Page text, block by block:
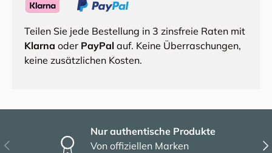
Teilen Sie jede Bestellung in 3 zinsfreie Raten mit
Klarna oder PayPal auf. Keine Überraschungen,
keine zusätzlichen Kosten.
Vorherige
Nur authentische Produkte
Von offiziellen Marken